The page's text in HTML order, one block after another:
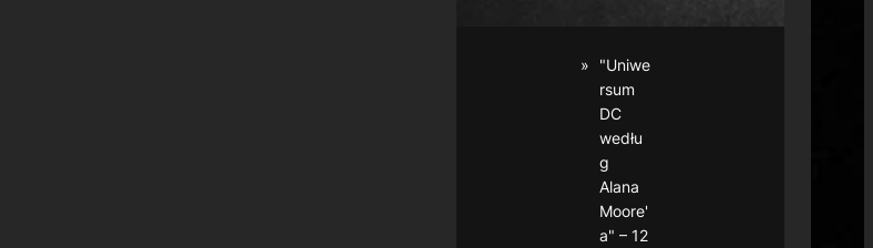
"Uniwe
rsum
DC
wedłu
g
Alana
Moore'
a" – 12